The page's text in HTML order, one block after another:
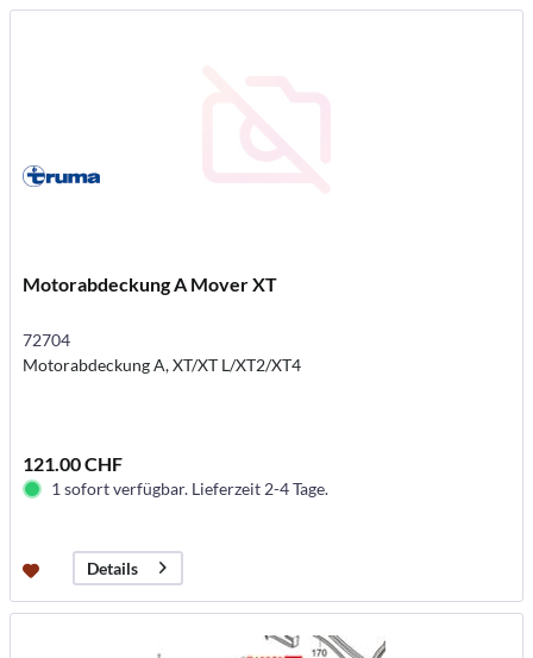
Motorabdeckung A Mover XT
72704
Motorabdeckung A, XT/XT L/XT2/XT4
121.00 CHF
1 sofort verfügbar. Lieferzeit 2-4 Tage.
Details